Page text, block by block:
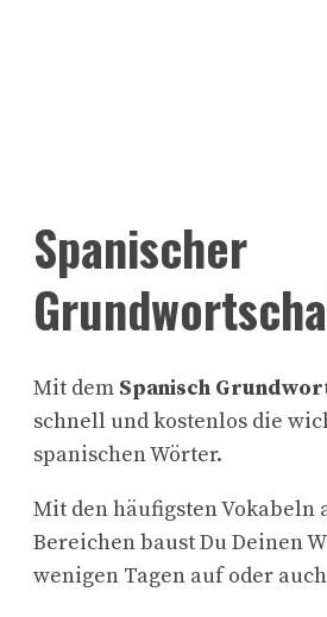
Spanischer
Mit dem Spanisch
schnell und kostenlos die
spanischen Wörter.
Mit den häufigsten Vokabeln
Bereichen baust Du Deinen
wenigen Tagen auf oder